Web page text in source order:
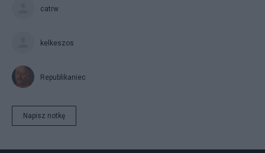
catrw
kelkeszos
Republikaniec
Napisz notkę